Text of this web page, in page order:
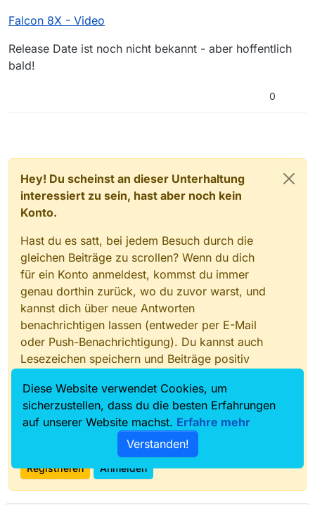
Falcon 8X - Video
Release Date ist noch nicht bekannt - aber hoffentlich
bald!
0
Hey! Du scheinst an dieser Unterhaltung
interessiert zu sein, hast aber noch kein
Konto.
Hast du es satt, bei jedem Besuch durch die
gleichen Beiträge zu scrollen? Wenn du dich
für ein Konto anmeldest, kommst du immer
genau dorthin zurück, wo du zuvor warst, und
kannst dich über neue Antworten
benachrichtigen lassen (entweder per E-Mail
oder Push-Benachrichtigung). Du kannst auch
Lesezeichen speichern und Beiträge positiv
deine Wertschätzung zu zeigen.
Mit deinem Input könnte dieser Beitrag noch
Registrieren Anmelden
Diese Website verwendet Cookies, um
sicherzustellen, dass du die besten Erfahrungen
auf unserer Website machst. Erfahre mehr
Verstanden!